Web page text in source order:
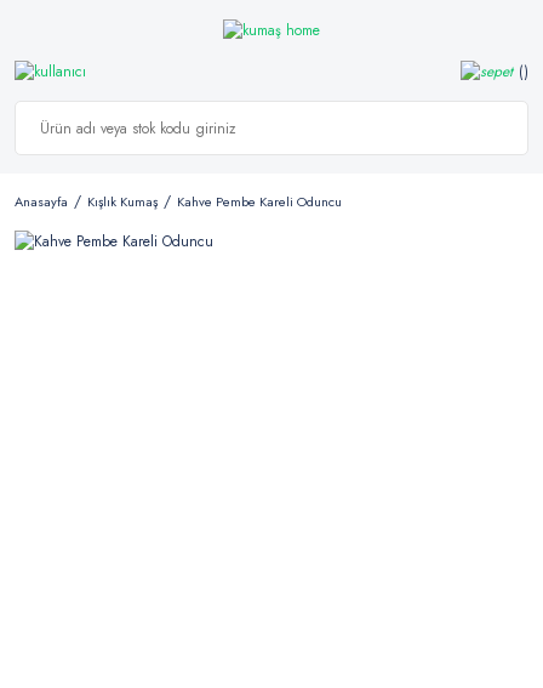
Anasayfa Kışlık Kumaş Kahve Pembe Kareli Oduncu